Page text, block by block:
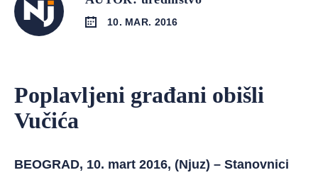
10. MAR. 2016
Poplavljeni građani obišli
Vučića
BEOGRAD, 10. mart 2016, (Njuz) – Stanovnici